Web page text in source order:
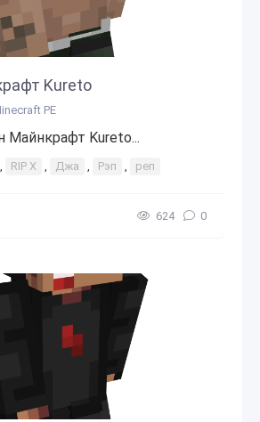
Kureto
PE
Майнкрафт Kureto...
, RIP Х , Джа , Рэп , реп
624 0